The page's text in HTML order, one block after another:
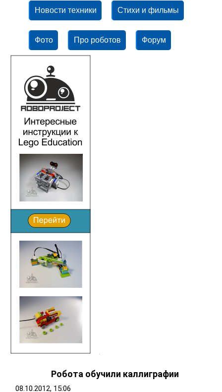
Новости техники Стихи и фильмы
Фото Про роботов Форум
Робота обучили каллиграфии
08.10.2012, 15:06